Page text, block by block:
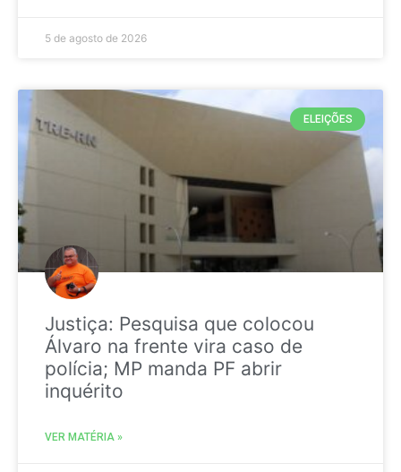
5 de agosto de 2026
ELEIÇÕES
Justiça: Pesquisa que colocou
Álvaro na frente vira caso de
polícia; MP manda PF abrir
inquérito
VER MATÉRIA »